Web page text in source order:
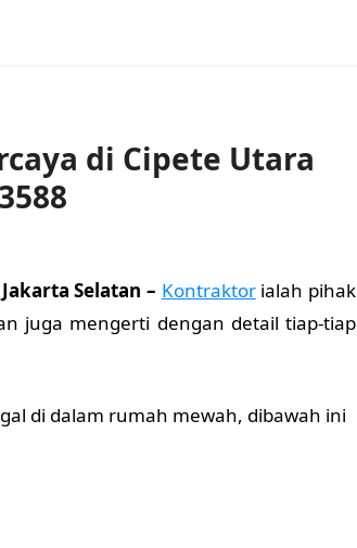
di Cipete Utara
Selatan – Kontraktorialah pihak
juga mengerti dengan detail tiap-tiap
di dalam rumah mewah, dibawah ini